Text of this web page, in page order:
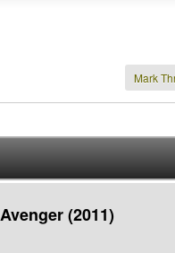
Mark
(2011)